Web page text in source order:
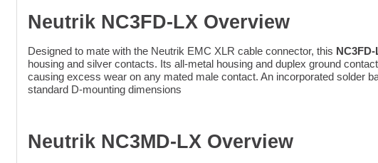
Neutrik NC3FD-LX Overview
Designed to mate with the Neutrik EMC XLR cable connector, this
housing and silver contacts. Its all-metal housing and duplex ground
causing excess wear on any mated male contact. An incorporated solder
standard D-mounting dimensions
Neutrik NC3MD-LX Overview